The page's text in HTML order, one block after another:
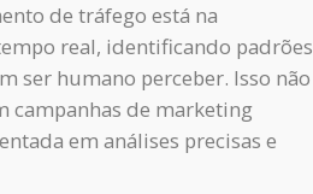
de tráfego está na
real, identificando padrões
ser humano perceber. Isso não
campanhas de marketing
em análises precisas e